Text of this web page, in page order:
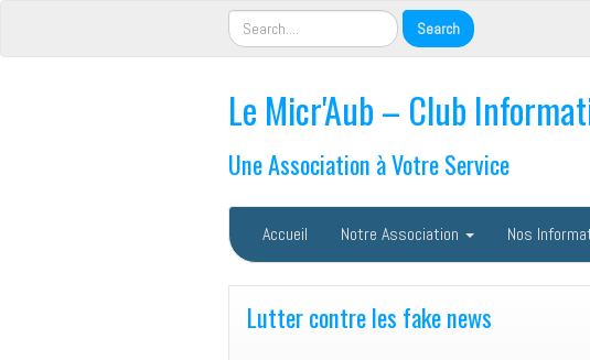
Le Micr'Aub – Club
Une Association à Votre Service
Accueil Notre Association Nos
Lutter contre les fake news